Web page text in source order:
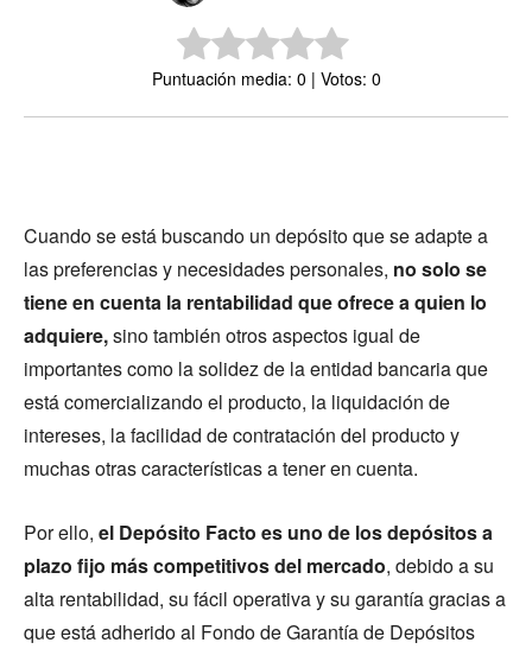
Puntuación media: 0 | Votos: 0
Cuando se está buscando un depósito que se adapte a
las preferencias y necesidades personales, no solo se
tiene en cuenta la rentabilidad que ofrece a quien lo
adquiere,sino también otros aspectos igual de
importantes como la solidez de la entidad bancaria que
está comercializando el producto, la liquidación de
intereses, la facilidad de contratación del producto y
muchas otras características a tener en cuenta.
Por ello, el Depósito Facto es uno de los depósitos a
plazo fijo más competitivos del mercado, debido a su
alta rentabilidad, su fácil operativa y su garantía gracias a
que está adherido al Fondo de Garantía de Depósitos